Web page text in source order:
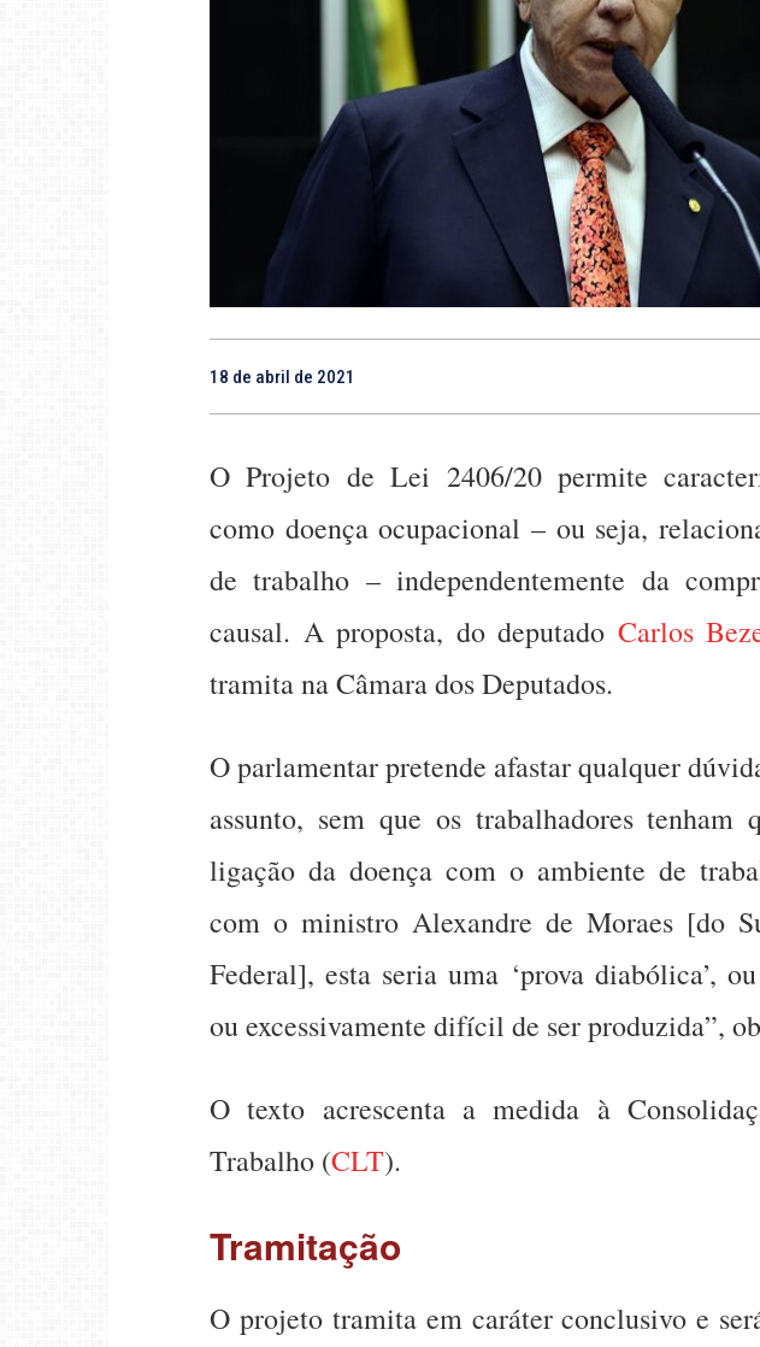
18 de abril de 2021
O Projeto de Lei 2406/20 permite
como doença ocupacional – ou seja,
de trabalho – independentemente da
causal. A proposta, do deputado Carlos
tramita na Câmara dos Deputados.
O parlamentar pretende afastar qualquer
assunto, sem que os trabalhadores tenham
ligação da doença com o ambiente de
com o ministro Alexandre de Moraes [do
Federal], esta seria uma ‘prova diabólica’,
ou excessivamente difícil de ser produzida”,
O texto acrescenta a medida à
Trabalho (CLT).
Tramitação
O projeto tramita em caráter conclusivo e